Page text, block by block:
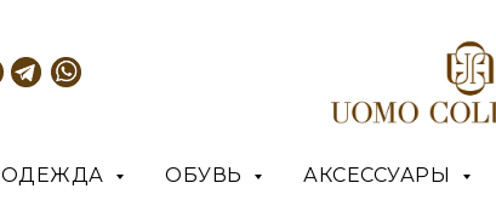
ОДЕЖДА ОБУВЬ АКСЕССУАРЫ